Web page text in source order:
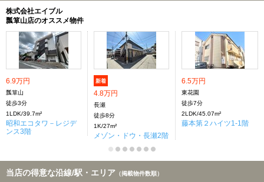
株式会社エイブル
瓢箪山店のオススメ物件
6.9万円
瓢箪山
徒歩3分
1LDK/39.7m²
昭和エコタワ－レジデ
ンス3階
新着
4.8万円
長瀬
徒歩8分
1K/27m²
メゾン・ドウ・長瀬2階
6.5万円
東花園
徒歩7分
2LDK/45.07m²
藤本第２ハイツ1-1階
当店の得意な沿線/駅・エリア （掲載物件数順）